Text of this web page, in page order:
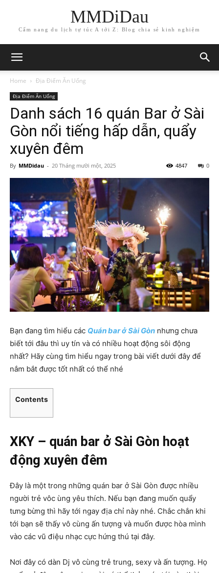
MMDiDau
Cẩm nang du lịch tự túc A tới Z: Blog chia sẻ kinh nghiệm
Home Địa Điểm Ăn Uống
Địa Điểm Ăn Uống
Danh sách 16 quán Bar ở Sài
Gòn nổi tiếng hấp dẫn, quẩy
xuyên đêm
By MMDidau - 20 Tháng mười một, 2025 0
4847
Bạn đang tìm hiểu các Quán bar ở Sài Gòn nhưng chưa
biết tới đâu thì uy tín và có nhiều hoạt động sôi động
nhất? Hãy cùng tìm hiểu ngay trong bài viết dưới đây để
nắm bắt được tốt nhất có thể nhé
Contents
XKY – quán bar ở Sài Gòn hoạt
động xuyên đêm
Đây là một trong những quán bar ở Sài Gòn được nhiều
người trẻ vôc ùng yêu thích. Nếu bạn đang muốn quẩy
tưng bừng thì hãy tới ngay địa chỉ này nhé. Chắc chắn khi
tới bạn sẽ thấy vô cùng ấn tượng và muốn được hòa mình
vào các vũ điệu nhạc cực hứng thú tại đây.
Nơi đây có dàn Dj vô cùng trẻ trung, sexy và ấn tượng. Họ